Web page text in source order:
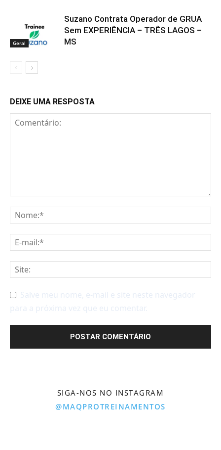
Geral
Suzano Contrata Operador de GRUA
Sem EXPERIÊNCIA – TRÊS LAGOS –
MS
DEIXE UMA RESPOSTA
Salve meu nome, e-mail e site neste navegador
para a próxima vez que eu comentar.
SIGA-NOS NO INSTAGRAM
@MAQPROTREINAMENTOS